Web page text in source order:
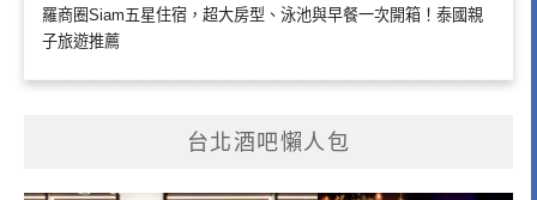
羅商圈Siam五星住宿，超大房型、泳池與早餐一次開箱！泰國親
子旅遊推薦
台北酒吧懶人包